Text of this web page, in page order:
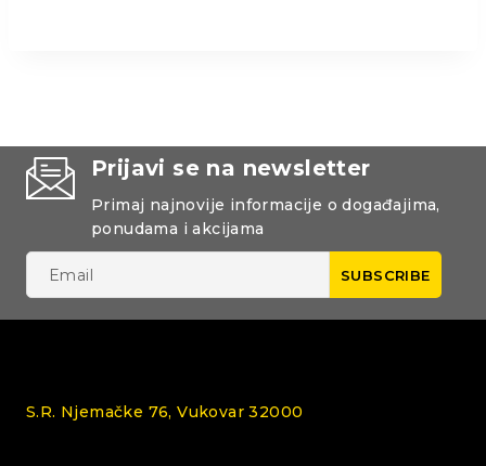
Prijavi se na newsletter
Primaj najnovije informacije o događajima,
ponudama i akcijama
S.R. Njemačke 76, Vukovar 32000